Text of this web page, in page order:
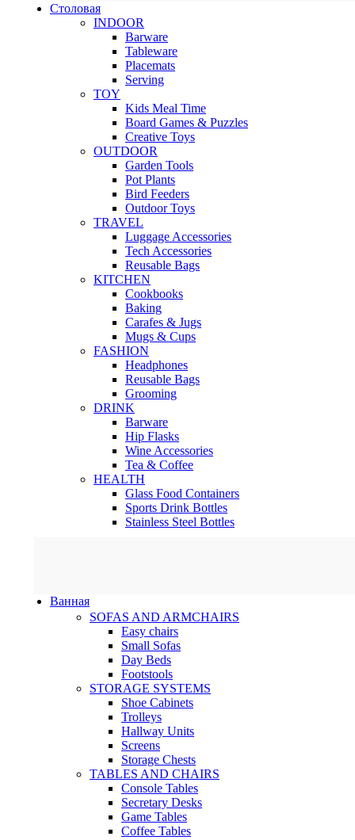
Столовая
INDOOR
Barware
Tableware
Placemats
Serving
TOY
Kids Meal Time
Board Games & Puzzles
Creative Toys
OUTDOOR
Garden Tools
Pot Plants
Bird Feeders
Outdoor Toys
TRAVEL
Luggage Accessories
Tech Accessories
Reusable Bags
KITCHEN
Cookbooks
Baking
Carafes & Jugs
Mugs & Cups
FASHION
Headphones
Reusable Bags
Grooming
DRINK
Barware
Hip Flasks
Wine Accessories
Tea & Coffee
HEALTH
Glass Food Containers
Sports Drink Bottles
Stainless Steel Bottles
Ванная
SOFAS AND ARMCHAIRS
Easy chairs
Small Sofas
Day Beds
Footstools
STORAGE SYSTEMS
Shoe Cabinets
Trolleys
Hallway Units
Screens
Storage Chests
TABLES AND CHAIRS
Console Tables
Secretary Desks
Game Tables
Coffee Tables